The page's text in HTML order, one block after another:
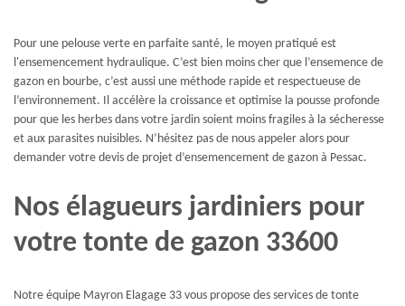
Pour une pelouse verte en parfaite santé, le moyen pratiqué est
l'ensemencement hydraulique. C’est bien moins cher que l’ensemence de
gazon en bourbe, c’est aussi une méthode rapide et respectueuse de
l’environnement. Il accélère la croissance et optimise la pousse profonde
pour que les herbes dans votre jardin soient moins fragiles à la sécheresse
et aux parasites nuisibles. N’hésitez pas de nous appeler alors pour
demander votre devis de projet d’ensemencement de gazon à Pessac.
Nos élagueurs jardiniers pour
votre tonte de gazon 33600
Notre équipe Mayron Elagage 33 vous propose des services de tonte